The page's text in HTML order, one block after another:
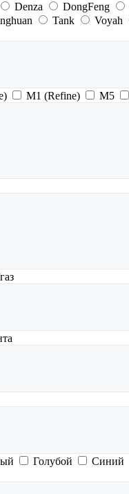
Denza DongFeng
Tank Voyah
M1 (Refine) M5
Голубой Синий